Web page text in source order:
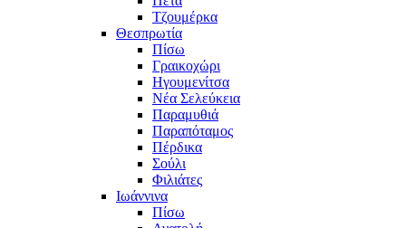
Τζουμέρκα
Θεσπρωτία
Πίσω
Γραικοχώρι
Ηγουμενίτσα
Νέα Σελεύκεια
Παραμυθιά
Παραπόταμος
Πέρδικα
Σούλι
Φιλιάτες
Ιωάννινα
Πίσω